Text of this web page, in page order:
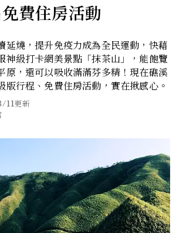
費住房活動
延燒，提升免疫力成為全民運動，快藉
神級打卡網美景點「抹茶山」，能飽覽
原，還可以吸收滿滿芬多精！現在礁溪
版行程、免費住房活動，實在揪感心。
11更新